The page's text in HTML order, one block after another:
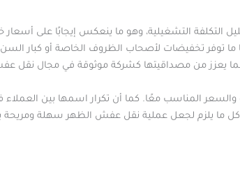
التكلفة التشغيلية، وهو ما ينعكس إيجابًا على
ما توفر تخفيضات لأصحاب الظروف الخاصة أو كبار
مما يعزز من مصداقيتها كشركة موثوقة في مجال نقل
والسعر المناسب معًا. كما أن تكرار اسمها بين
كل ما يلزم لجعل عملية نقل عفش الظهر سهلة